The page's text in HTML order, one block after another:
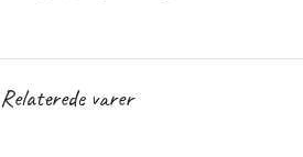
Relaterede varer